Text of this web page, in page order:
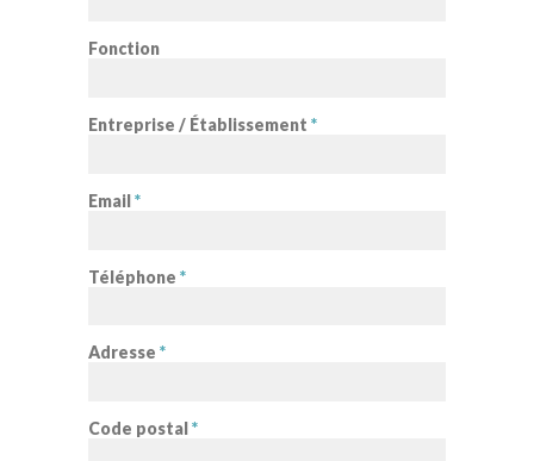
Fonction
Entreprise / Établissement *
Email*
Téléphone *
Adresse *
Code postal*